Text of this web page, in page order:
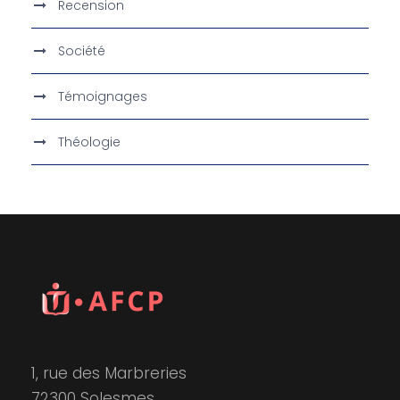
Recension
Société
Témoignages
Théologie
1, rue des Marbreries